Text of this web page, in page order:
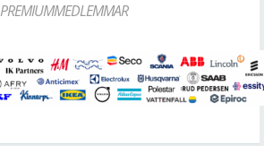
PREMIUMMEDLEMMAR